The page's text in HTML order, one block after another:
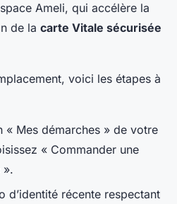
Ameli, qui accélère la
de la carte Vitale sécurisée
voici les étapes à
« Mes démarches » de votre
« Commander une
».
d’identité récente respectant